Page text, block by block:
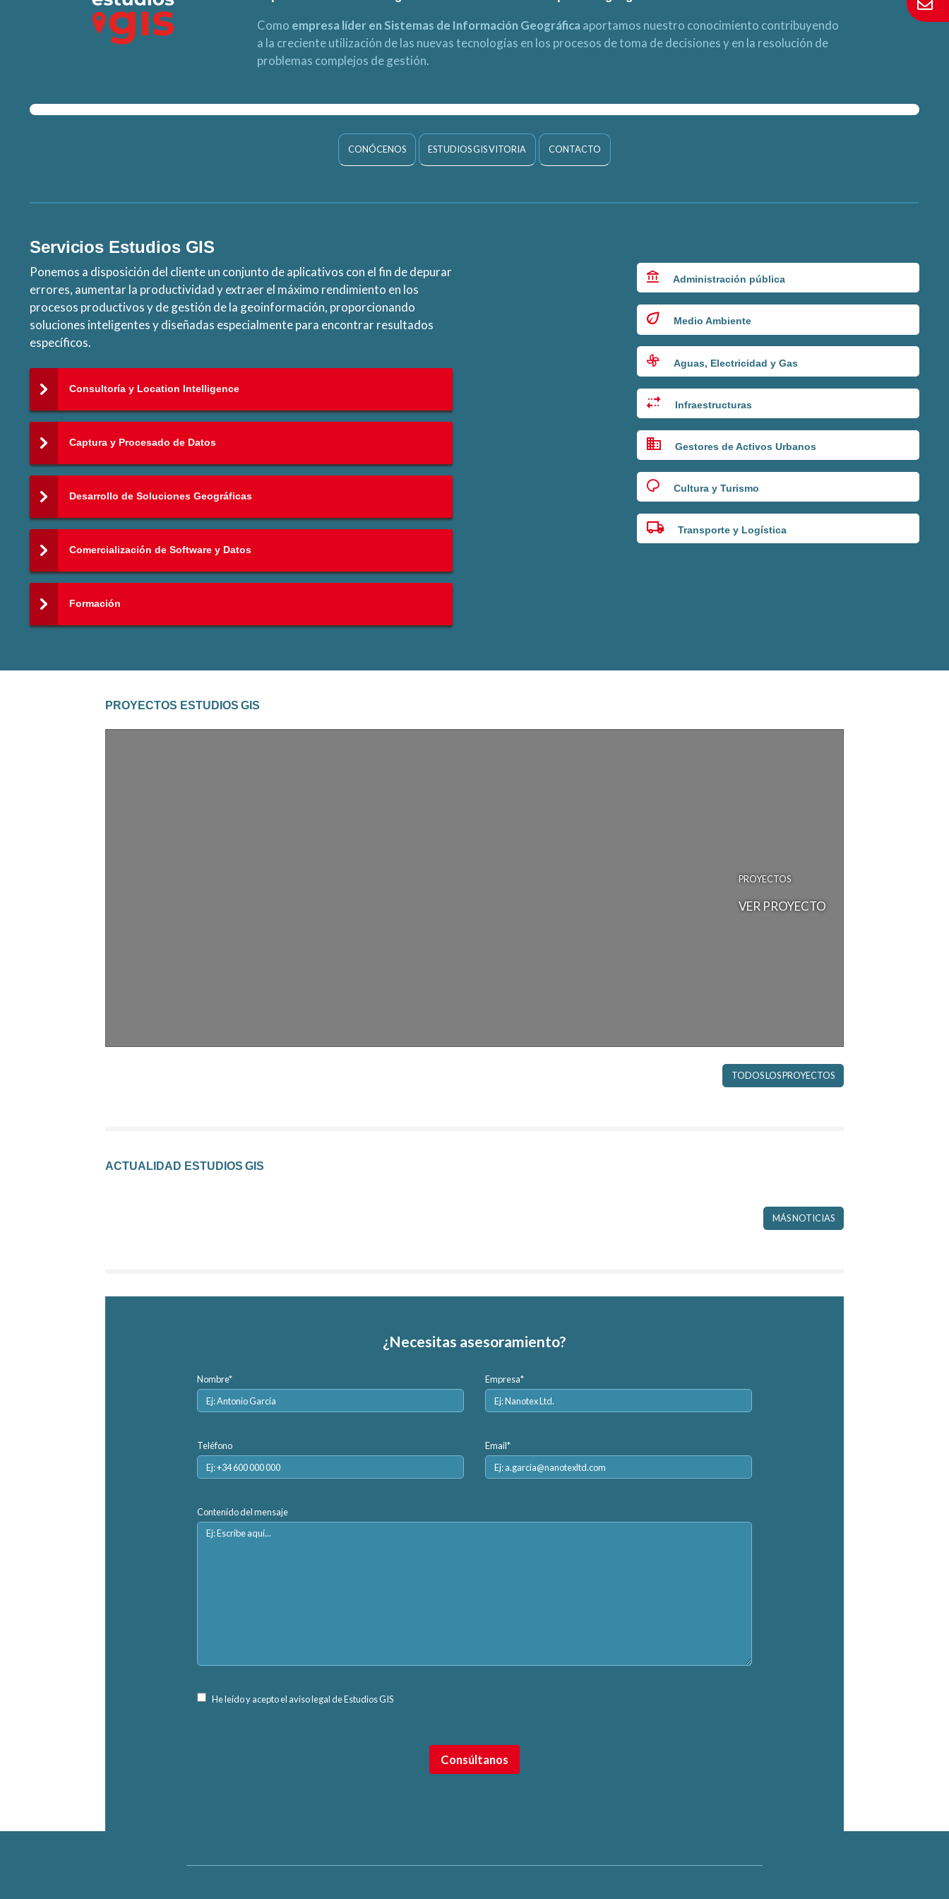
Como empresa líder en Sistemas de Información Geográfica aportamos nuestro conocimiento contribuyendo
a la creciente utilización de las nuevas tecnologías en los procesos de toma de decisiones y en la resolución de
problemas complejos de gestión.
CONÓCENOS ESTUDIOS GIS VITORIA CONTACTO
Servicios Estudios GIS
Ponemos a disposición del cliente un conjunto de aplicativos con el fin de depurar
errores, aumentar la productividad y extraer el máximo rendimiento en los
procesos productivos y de gestión de la geoinformación, proporcionando
soluciones inteligentes y diseñadas especialmente para encontrar resultados
específicos.
Consultoría y Location Intelligence
Captura y Procesado de Datos
Desarrollo de Soluciones Geográficas
Comercialización de Software y Datos
Formación
Administración pública
Medio Ambiente
Aguas, Electricidad y Gas
Infraestructuras
Gestores de Activos Urbanos
Cultura y Turismo
Transporte y Logística
PROYECTOS ESTUDIOS GIS
PROYECTOS
VER PROYECTO
TODOS LOS PROYECTOS
ACTUALIDAD ESTUDIOS GIS
MÁS NOTICIAS
¿Necesitas asesoramiento?
Nombre* Empresa*
Teléfono Email*
Contenido del mensaje
He leído y acepto el aviso legal de Estudios GIS